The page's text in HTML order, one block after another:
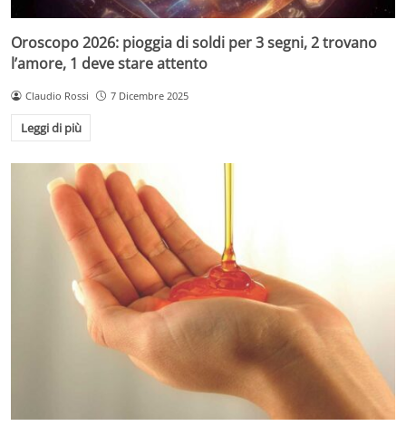
Oroscopo 2026: pioggia di soldi per 3 segni, 2 trovano
l’amore, 1 deve stare attento
Claudio Rossi 7 Dicembre 2025
Leggi di più